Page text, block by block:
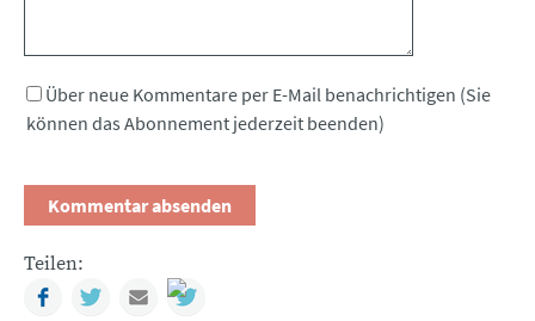
Über neue Kommentare per E-Mail benachrichtigen (Sie
können das Abonnement jederzeit beenden)
Teilen:
FacebookTwitterMail